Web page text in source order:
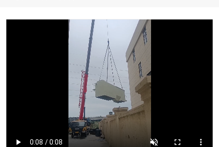
养殖污水处理设备 洗涤污水处理设备
实验室污水处理设备
风景区旅游景点污水处理
设备
高速服务区收费站污水处 微动力生化污水处理设备
海鲜加工污水处理设备 蒸发器设备价格